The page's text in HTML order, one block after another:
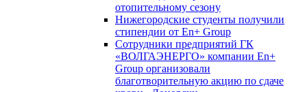
отопительному сезону
Нижегородские студенты получили
стипендии от En+ Group
Сотрудники предприятий ГК
«ВОЛГАЭНЕРГО» компании En+
Group организовали
благотворительную акцию по сдаче